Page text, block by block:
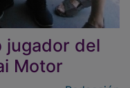
jugador del
Motor